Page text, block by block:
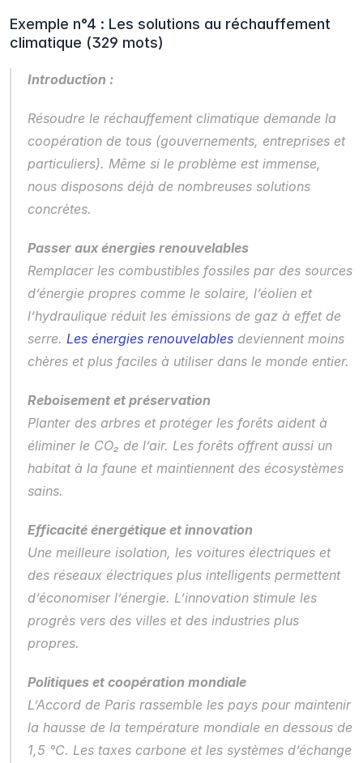
Exemple n°4 : Les solutions au réchauffement
climatique (329 mots)
Introduction :
Résoudre le réchauffement climatique demande la
coopération de tous (gouvernements, entreprises et
particuliers). Même si le problème est immense,
nous disposons déjà de nombreuses solutions
concrètes.
Passer aux énergies renouvelables
Remplacer les combustibles fossiles par des sources
d’énergie propres comme le solaire, l’éolien et
l’hydraulique réduit les émissions de gaz à effet de
serre. Les énergies renouvelables deviennent moins
chères et plus faciles à utiliser dans le monde entier.
Reboisement et préservation
Planter des arbres et protéger les forêts aident à
éliminer le CO₂ de l’air. Les forêts offrent aussi un
habitat à la faune et maintiennent des écosystèmes
sains.
Efficacité énergétique et innovation
Une meilleure isolation, les voitures électriques et
des réseaux électriques plus intelligents permettent
d’économiser l’énergie. L’innovation stimule les
progrès vers des villes et des industries plus
propres.
Politiques et coopération mondiale
L’Accord de Paris rassemble les pays pour maintenir
la hausse de la température mondiale en dessous de
1,5 °C. Les taxes carbone et les systèmes d’échange